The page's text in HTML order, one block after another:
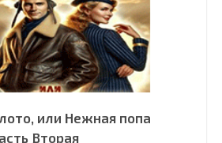
или Нежная попа
Вторая